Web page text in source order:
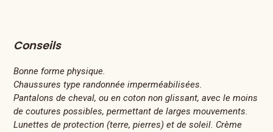
Conseils
Bonne forme physique.
Chaussures type randonnée imperméabilisées.
Pantalons de cheval, ou en coton non glissant, avec le moins
de coutures possibles, permettant de larges mouvements.
Lunettes de protection (terre, pierres) et de soleil. Crème